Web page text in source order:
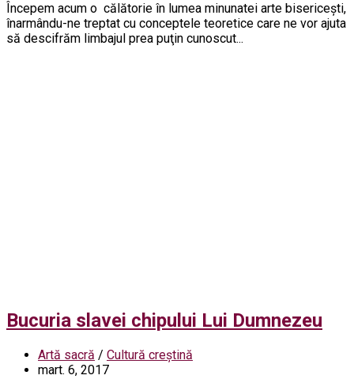
Începem acum o călătorie în lumea minunatei arte bisericeşti,
înarmându-ne treptat cu conceptele teoretice care ne vor ajuta
să descifrăm limbajul prea puţin cunoscut...
Bucuria slavei chipului Lui Dumnezeu
Artă sacră / Cultură creștină
mart. 6, 2017